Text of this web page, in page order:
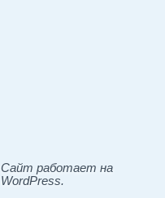
Сайт работает на
WordPress.